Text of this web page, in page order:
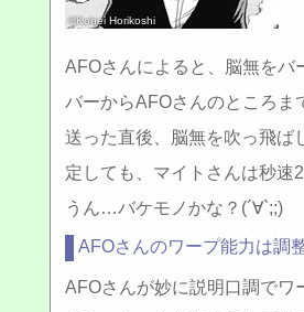
©Kohei Horikoshi
AFOさんによると、脳無をバ
バーからAFOさんのところま
送った直後、脳無を吹っ飛ば
定しても、マイトさんは秒速
うん…バケモノかな？(´∀`;;)
AFOさんのワープ能力は調
AFOさんが妙に説明口調でワ